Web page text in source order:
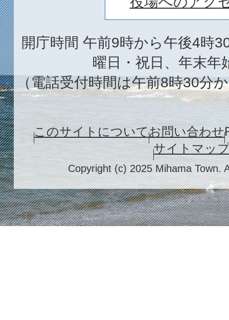
開庁時間 午前9時から午後4時
曜日・祝日、年末年
（電話受付時間は午前8時30分
このサイトについてお問い合わせ
サイトマッ
Copyright (c) 2025 Mihama Town.